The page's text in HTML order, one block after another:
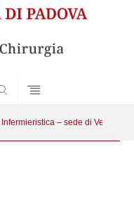
– sede di Venezia